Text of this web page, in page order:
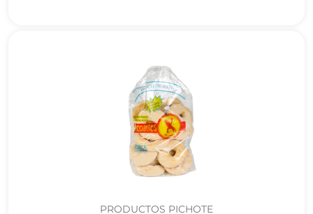
PRODUCTOS PICHOTE